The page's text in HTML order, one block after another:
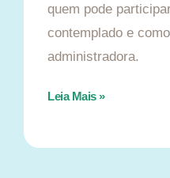
quem pode
contemplado e
administradora.
Leia Mais »